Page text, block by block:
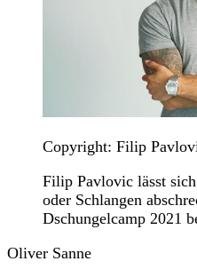
Copyright: Filip
Filip Pavlovic lässt
oder Schlangen
Dschungelcamp 2021
Oliver Sanne